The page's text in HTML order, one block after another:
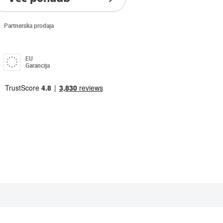
Partnerska prodaja
EU
Garancija